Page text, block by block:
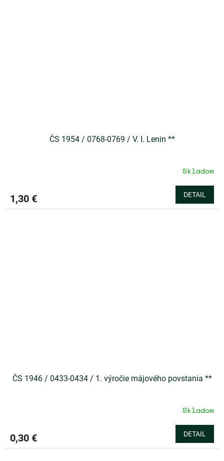
ČS 1954 / 0768-0769 / V. I. Lenin **
Skladom
1,30 € DETAIL
ČS 1946 / 0433-0434 / 1. výročie májového povstania **
Skladom
0,30 € DETAIL